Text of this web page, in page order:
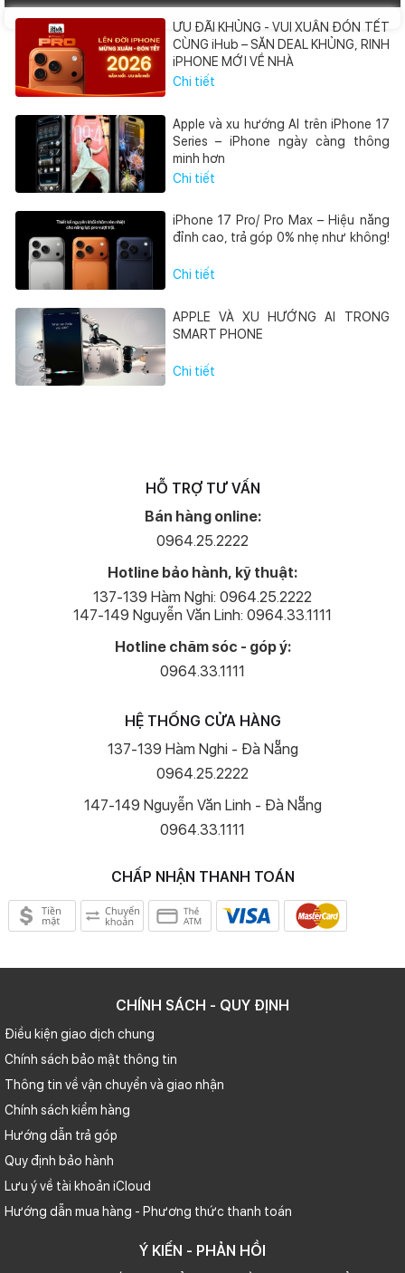
ƯU ĐÃI KHỦNG - VUI XUÂN ĐÓN TẾT
CÙNG iHub – SĂN DEAL KHỦNG, RINH
iPHONE MỚI VỀ NHÀ
Chi tiết
Apple và xu hướng AI trên iPhone 17
Series – iPhone ngày càng thông
minh hơn
Chi tiết
iPhone 17 Pro/ Pro Max – Hiệu năng
đỉnh cao, trả góp 0% nhẹ như không!
Chi tiết
APPLE VÀ XU HƯỚNG AI TRONG
SMART PHONE
Chi tiết
HỖ TRỢ TƯ VẤN
Bán hàng online:
0964.25.2222
Hotline bảo hành, kỹ thuật:
137-139 Hàm Nghi: 0964.25.2222
147-149 Nguyễn Văn Linh: 0964.33.1111
Hotline chăm sóc - góp ý:
0964.33.1111
HỆ THỐNG CỬA HÀNG
137-139 Hàm Nghi - Đà Nẵng
0964.25.2222
147-149 Nguyễn Văn Linh - Đà Nẵng
0964.33.1111
CHẤP NHẬN THANH TOÁN
CHÍNH SÁCH - QUY ĐỊNH
Điều kiện giao dịch chung
Chính sách bảo mật thông tin
Thông tin về vận chuyển và giao nhận
Chính sách kiểm hàng
Hướng dẫn trả góp
Quy định bảo hành
Lưu ý về tài khoản iCloud
Hướng dẫn mua hàng - Phương thức thanh toán
Ý KIẾN - PHẢN HỒI